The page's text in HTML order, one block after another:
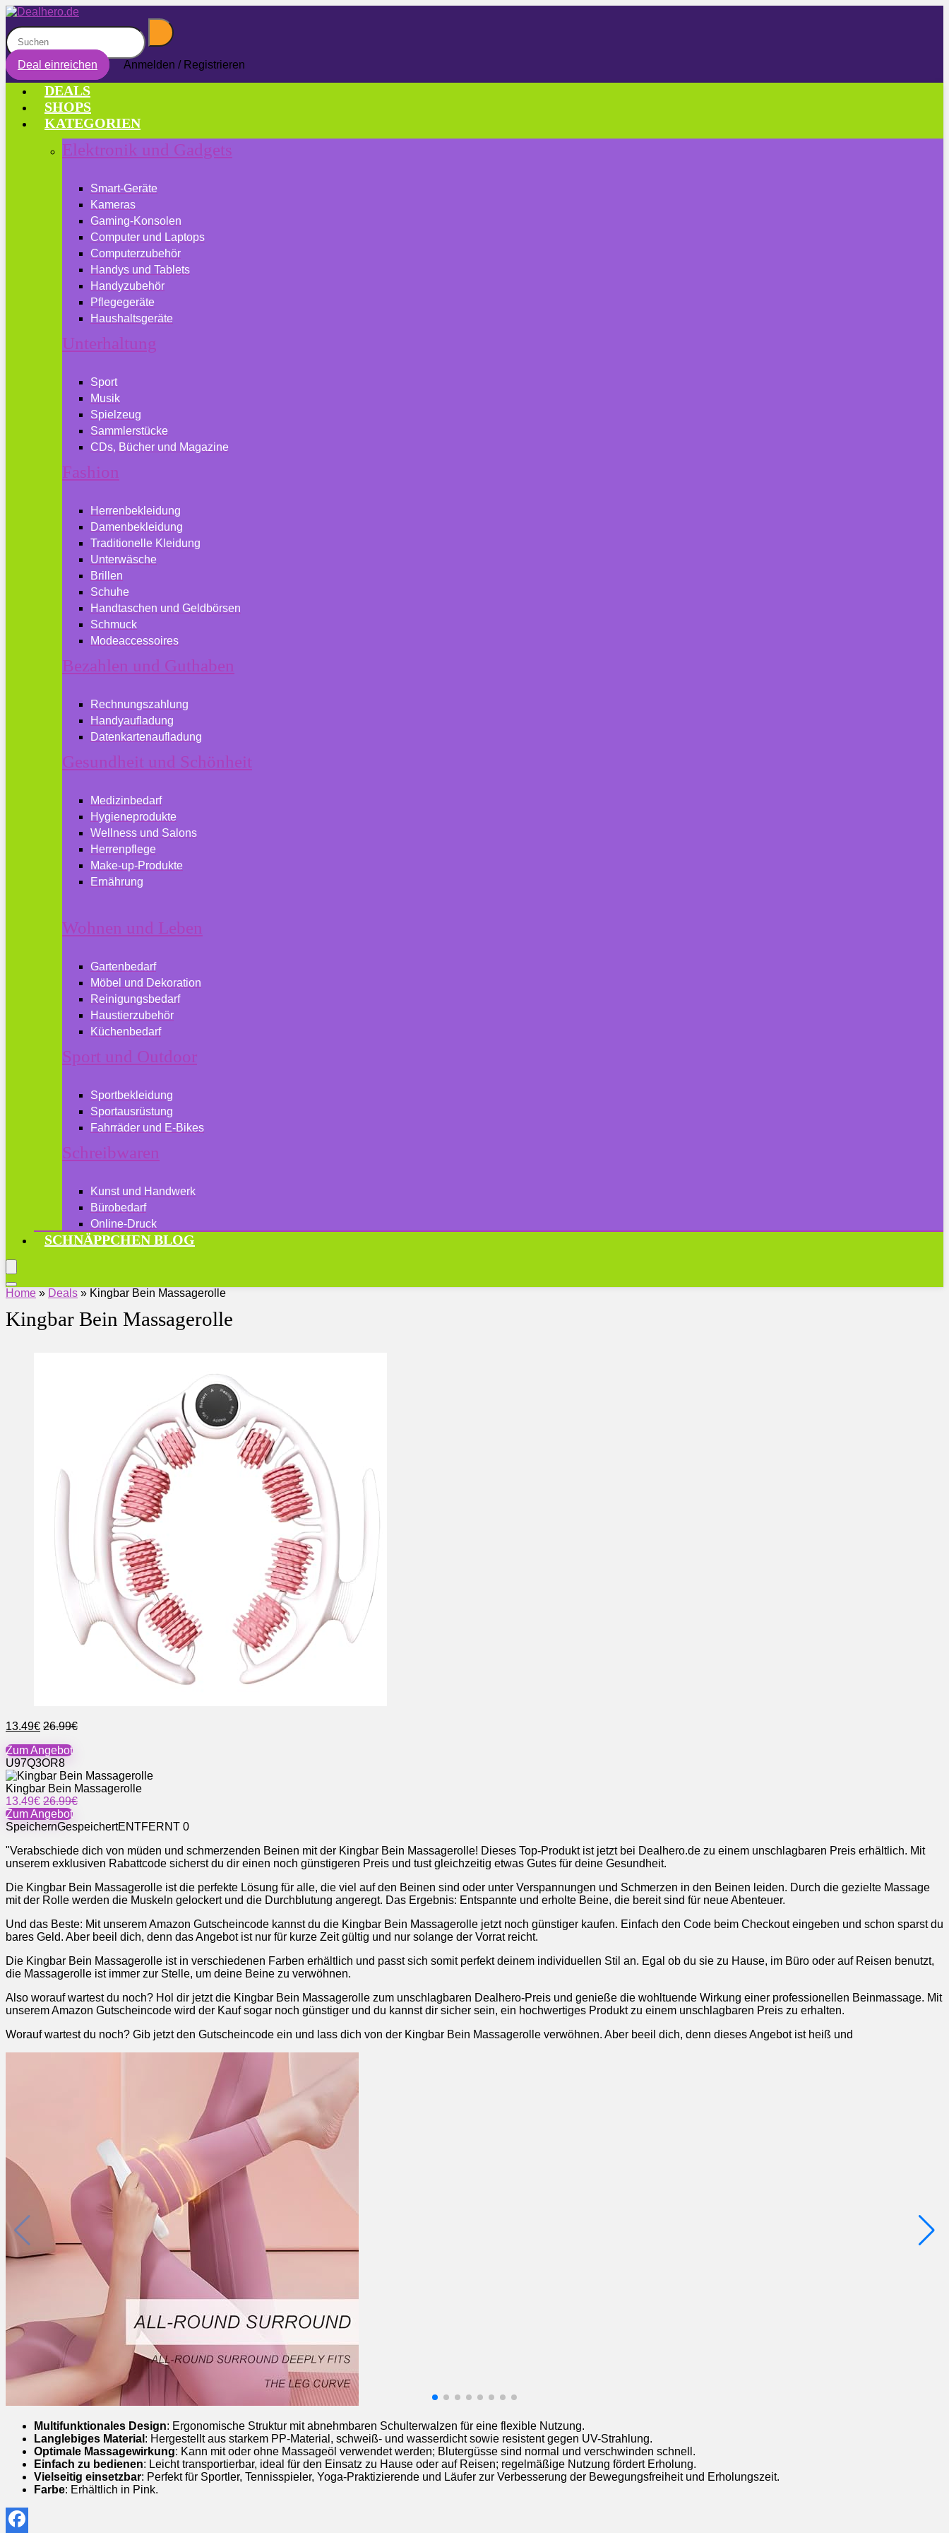
Deal einreichen Anmelden / Registrieren
DEALS
SHOPS
KATEGORIEN
Elektronik und Gadgets
Smart-Geräte
Kameras
Gaming-Konsolen
Computer und Laptops
Computerzubehör
Handys und Tablets
Handyzubehör
Pflegegeräte
Haushaltsgeräte
Unterhaltung
Sport
Musik
Spielzeug
Sammlerstücke
CDs, Bücher und Magazine
Fashion
Herrenbekleidung
Damenbekleidung
Traditionelle Kleidung
Unterwäsche
Brillen
Schuhe
Handtaschen und Geldbörsen
Schmuck
Modeaccessoires
Bezahlen und Guthaben
Rechnungszahlung
Handyaufladung
Datenkartenaufladung
Gesundheit und Schönheit
Medizinbedarf
Hygieneprodukte
Wellness und Salons
Herrenpflege
Make-up-Produkte
Ernährung
Wohnen und Leben
Gartenbedarf
Möbel und Dekoration
Reinigungsbedarf
Haustierzubehör
Küchenbedarf
Sport und Outdoor
Sportbekleidung
Sportausrüstung
Fahrräder und E-Bikes
Schreibwaren
Kunst und Handwerk
Bürobedarf
Online-Druck
SCHNÄPPCHEN BLOG
Home » Deals » Kingbar Bein Massagerolle
Kingbar Bein Massagerolle
13.49€ 26.99€
Zum Angebot
U97Q3OR8
Kingbar Bein Massagerolle
13.49€ 26.99€
Zum Angebot
SpeichernGespeichertENTFERNT 0
"Verabschiede dich von müden und schmerzenden Beinen mit der Kingbar Bein Massagerolle! Dieses Top-Produkt ist jetzt bei Dealhero.de zu einem unschlagbaren Preis erhältlich. Mit
unserem exklusiven Rabattcode sicherst du dir einen noch günstigeren Preis und tust gleichzeitig etwas Gutes für deine Gesundheit.
Die Kingbar Bein Massagerolle ist die perfekte Lösung für alle, die viel auf den Beinen sind oder unter Verspannungen und Schmerzen in den Beinen leiden. Durch die gezielte Massage
mit der Rolle werden die Muskeln gelockert und die Durchblutung angeregt. Das Ergebnis: Entspannte und erholte Beine, die bereit sind für neue Abenteuer.
Und das Beste: Mit unserem Amazon Gutscheincode kannst du die Kingbar Bein Massagerolle jetzt noch günstiger kaufen. Einfach den Code beim Checkout eingeben und schon sparst du
bares Geld. Aber beeil dich, denn das Angebot ist nur für kurze Zeit gültig und nur solange der Vorrat reicht.
Die Kingbar Bein Massagerolle ist in verschiedenen Farben erhältlich und passt sich somit perfekt deinem individuellen Stil an. Egal ob du sie zu Hause, im Büro oder auf Reisen benutzt,
die Massagerolle ist immer zur Stelle, um deine Beine zu verwöhnen.
Also worauf wartest du noch? Hol dir jetzt die Kingbar Bein Massagerolle zum unschlagbaren Dealhero-Preis und genieße die wohltuende Wirkung einer professionellen Beinmassage. Mit
unserem Amazon Gutscheincode wird der Kauf sogar noch günstiger und du kannst dir sicher sein, ein hochwertiges Produkt zu einem unschlagbaren Preis zu erhalten.
Worauf wartest du noch? Gib jetzt den Gutscheincode ein und lass dich von der Kingbar Bein Massagerolle verwöhnen. Aber beeil dich, denn dieses Angebot ist heiß und
Multifunktionales Design: Ergonomische Struktur mit abnehmbaren Schulterwalzen für eine flexible Nutzung.
Langlebiges Material : Hergestellt aus starkem PP-Material, schweiß- und wasserdicht sowie resistent gegen UV-Strahlung.
Optimale Massagewirkung: Kann mit oder ohne Massageöl verwendet werden; Blutergüsse sind normal und verschwinden schnell.
Einfach zu bedienen: Leicht transportierbar, ideal für den Einsatz zu Hause oder auf Reisen; regelmäßige Nutzung fördert Erholung.
Vielseitig einsetzbar: Perfekt für Sportler, Tennisspieler, Yoga-Praktizierende und Läufer zur Verbesserung der Bewegungsfreiheit und Erholungszeit.
Farbe: Erhältlich in Pink.